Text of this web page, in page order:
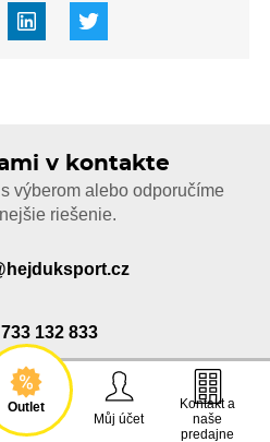
v kontakte
výberom alebo odporučíme
riešenie.
132 833
Outlet
Můj účet
Kontakt a
naše
predajne